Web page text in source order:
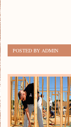
POSTED BY ADMIN